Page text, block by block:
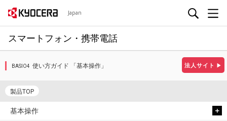
Japan
スマートフォン・携帯電話
法人サイト ▶
BASIO4 使い方ガイド 「基本操作」
製品TOP
基本操作